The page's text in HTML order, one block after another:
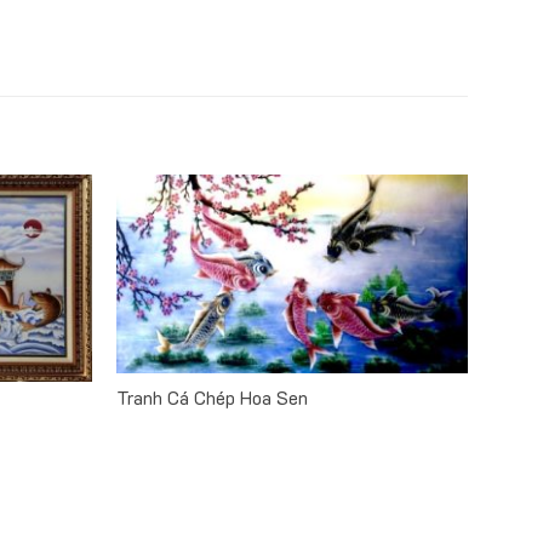
sản phẩm khi tới tay người tiêu dùng hoàn hảo
Tranh Cá Chép Hoa Sen